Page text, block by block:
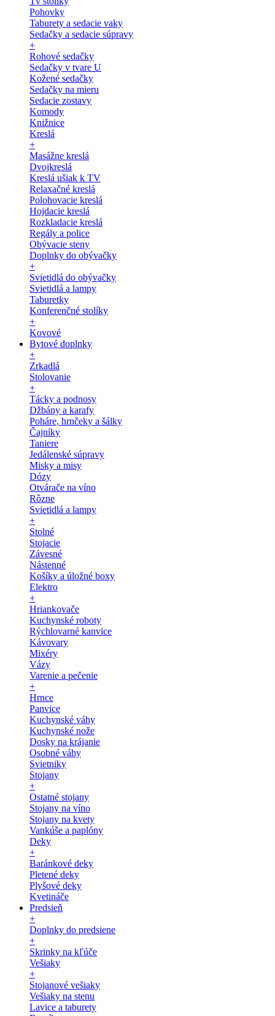
Pohovky
Taburety a sedacie vaky
Sedačky a sedacie súpravy
+
Rohové sedačky
Sedačky v tvare U
Kožené sedačky
Sedačky na mieru
Sedacie zostavy
Komody
Knižnice
Kreslá
+
Masážne kreslá
Dvojkreslá
Kreslá ušiak k TV
Relaxačné kreslá
Polohovacie kreslá
Hojdacie kreslá
Rozkladacie kreslá
Regály a police
Obývacie steny
Doplnky do obývačky
+
Svietidlá do obývačky
Svietidlá a lampy
Taburetky
Konferenčné stolíky
+
Kovové
Bytové doplnky
+
Zrkadlá
Stolovanie
+
Tácky a podnosy
Džbány a karafy
Poháre, hrnčeky a šálky
Čajníky
Taniere
Jedálenské súpravy
Misky a misy
Dózy
Otvárače na víno
Rôzne
Svietidlá a lampy
+
Stolné
Stojacie
Závesné
Nástenné
Košíky a úložné boxy
Elektro
+
Hriankovače
Kuchynské roboty
Rýchlovarné kanvice
Kávovary
Mixéry
Vázy
Varenie a pečenie
+
Hrnce
Panvice
Kuchynské váhy
Kuchynské nože
Dosky na krájanie
Osobné váhy
Svietniky
Stojany
+
Ostatné stojany
Stojany na víno
Stojany na kvety
Vankúše a paplóny
Deky
+
Baránkové deky
Pletené deky
Plyšové deky
Kvetináče
Predsieň
+
Doplnky do predsiene
+
Skrinky na kľúče
Vešiaky
+
Stojanové vešiaky
Vešiaky na stenu
Lavice a taburety